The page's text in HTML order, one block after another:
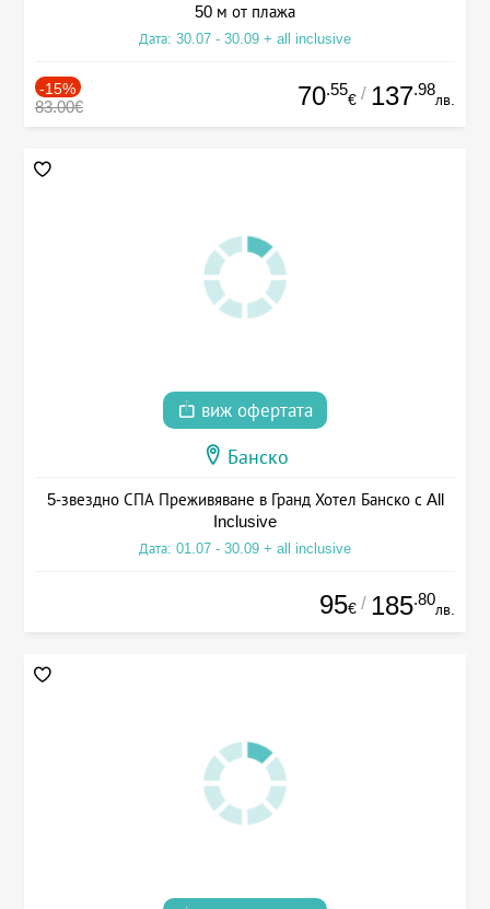
50 м от плажа
Дата: 30.07 - 30.09 + all inclusive
-15%
83.00€ 70.55
€ / 137.98
лв.
виж офертата
Банско
5-звездно СПА Преживяване в Гранд Хотел Банско с All
Inclusive
Дата: 01.07 - 30.09 + all inclusive
95€ / 185.80
лв.